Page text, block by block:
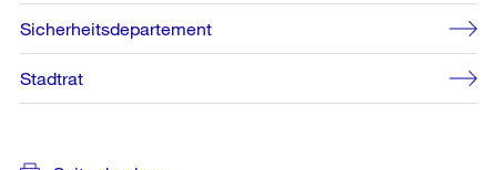
Sicherheitsdepartement
Stadtrat